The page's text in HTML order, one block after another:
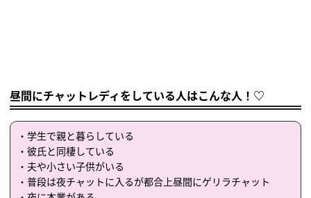
昼間にチャットレディをしている人はこんな人！♡
・学生で親と暮らしている
・彼氏と同棲している
・夫や小さい子供がいる
・普段は夜チャットに入るが都合上昼間にゲリラチャット